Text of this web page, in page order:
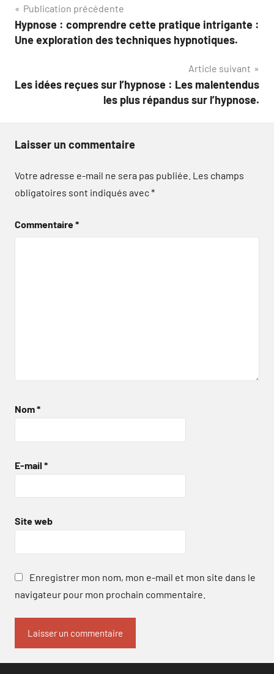
Navigation
de
Publication précédente
Hypnose : comprendre cette pratique intrigante :
Une exploration des techniques hypnotiques.
Article suivant
Les idées reçues sur l’hypnose : Les malentendus
les plus répandus sur l’hypnose.
Laisser un commentaire
Votre adresse e-mail ne sera pas publiée. Les champs
obligatoires sont indiqués avec*
Commentaire*
Nom*
E-mail *
Site web
Enregistrer mon nom, mon e-mail et mon site dans le
navigateur pour mon prochain commentaire.